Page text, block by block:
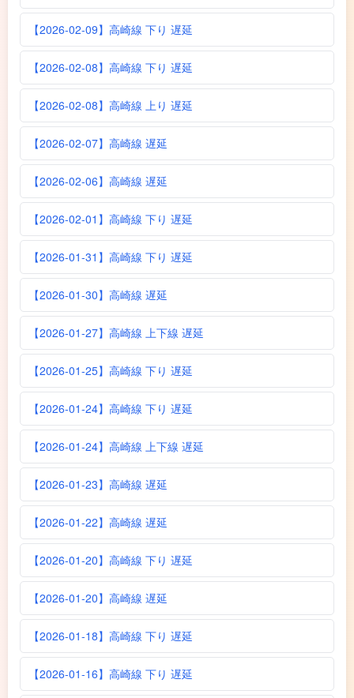
【2026-02-09】高崎線 下り 遅延
【2026-02-08】高崎線 下り 遅延
【2026-02-08】高崎線 上り 遅延
【2026-02-07】高崎線 遅延
【2026-02-06】高崎線 遅延
【2026-02-01】高崎線 下り 遅延
【2026-01-31】高崎線 下り 遅延
【2026-01-30】高崎線 遅延
【2026-01-27】高崎線 上下線 遅延
【2026-01-25】高崎線 下り 遅延
【2026-01-24】高崎線 下り 遅延
【2026-01-24】高崎線 上下線 遅延
【2026-01-23】高崎線 遅延
【2026-01-22】高崎線 遅延
【2026-01-20】高崎線 下り 遅延
【2026-01-20】高崎線 遅延
【2026-01-18】高崎線 下り 遅延
【2026-01-16】高崎線 下り 遅延